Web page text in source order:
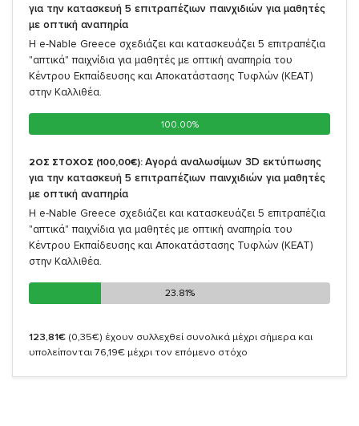
για την κατασκευή 5 επιτραπέζιων παινχιδιών για μαθητές
με οπτική αναπηρία
Η e-Nable Greece σχεδιάζει και κατασκευάζει 5 επιτραπέζια
"απτικά" παιχνίδια για μαθητές με οπτική αναπηρία του
Κέντρου Εκπαίδευσης και Αποκατάστασης Τυφλών (ΚΕΑΤ)
στην Καλλιθέα.
100.00%
100.00%
2ΟΣ ΣΤΟΧΟΣ (100,00€): Αγορά αναλωσίμων 3D εκτύπωσης
για την κατασκευή 5 επιτραπέζιων παινχιδιών για μαθητές
με οπτική αναπηρία
Η e-Nable Greece σχεδιάζει και κατασκευάζει 5 επιτραπέζια
"απτικά" παιχνίδια για μαθητές με οπτική αναπηρία του
Κέντρου Εκπαίδευσης και Αποκατάστασης Τυφλών (ΚΕΑΤ)
στην Καλλιθέα.
23.81%
23.81%
123,81€ (0,35€) έχουν συλλεχθεί συνολικά μέχρι σήμερα και
υπολείπονται 76,19€ μέχρι τον επόμενο στόχο